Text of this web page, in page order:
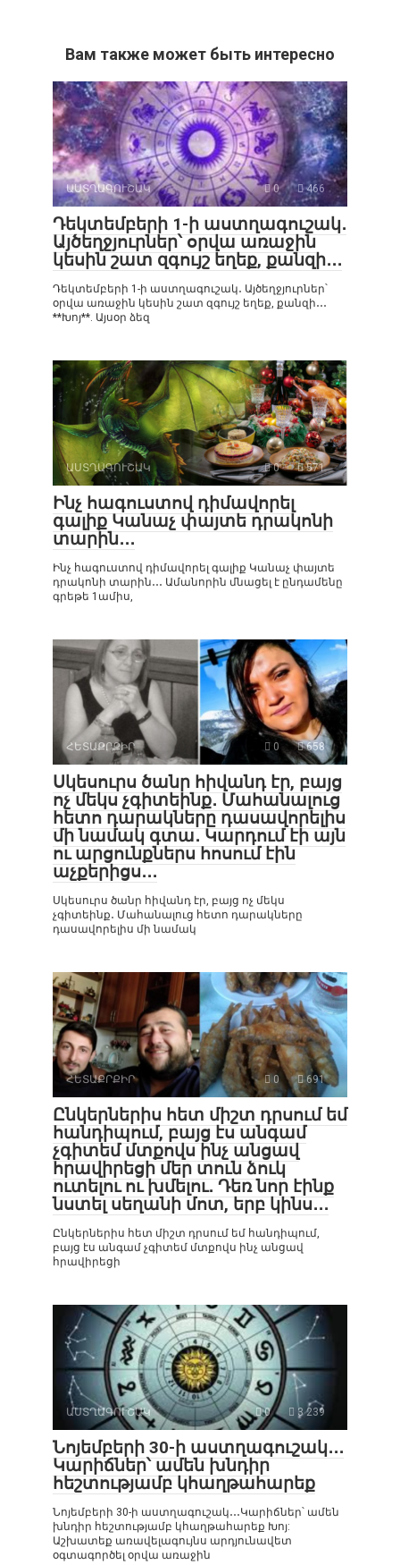
Вам также может быть интересно
ԱՍՏՂԱԳՈՒՇԱԿ 0 466
Դեկտեմբերի 1-ի աստղագուշակ․
Այծեղջյուրներ՝ օրվա առաջին
կեսին շատ զգույշ եղեք, քանզի․․․
Դեկտեմբերի 1-ի աստղագուշակ․ Այծեղջյուրներ՝
օրվա առաջին կեսին շատ զգույշ եղեք, քանզի․․․
**Խոյ**. Այսօր ձեզ
ԱՍՏՂԱԳՈՒՇԱԿ 0 571
Ինչ հագուստով դիմավորել
գալիք Կանաչ փայտե դրակոնի
տարին․․․
Ինչ հագուստով դիմավորել գալիք Կանաչ փայտե
դրակոնի տարին․․․ Ամանորին մնացել է ընդամենը
գրեթե 1ամիս,
ՀԵՏԱՔՐՔԻՐ 0 658
Սկեսուրս ծանր հիվանդ էր, բայց
ոչ մեկս չգիտեինք․ Մահանալուց
հետո դարակները դասավորելիս
մի նամակ գտա․ Կարդում էի այն
ու արցունքներս հոսում էին
աչքերիցս․․․
Սկեսուրս ծանր հիվանդ էր, բայց ոչ մեկս
չգիտեինք․ Մահանալուց հետո դարակները
դասավորելիս մի նամակ
ՀԵՏԱՔՐՔԻՐ 0 691
Ընկերներիս հետ միշտ դրսում եմ
հանդիպում, բայց էս անգամ
չգիտեմ մտքովս ինչ անցավ
հրավիրեցի մեր տուն ձուկ
ուտելու ու խմելու․ Դեռ նոր էինք
նստել սեղանի մոտ, երբ կինս․․․
Ընկերներիս հետ միշտ դրսում եմ հանդիպում,
բայց էս անգամ չգիտեմ մտքովս ինչ անցավ
հրավիրեցի
ԱՍՏՂԱԳՈՒՇԱԿ 0 3 239
Նոյեմբերի 30-ի աստղագուշակ․․․
Կարիճներ՝ ամեն խնդիր
հեշտությամբ կհաղթահարեք
Նոյեմբերի 30-ի աստղագուշակ․․․Կարիճներ՝ ամեն
խնդիր հեշտությամբ կհաղթահարեք Խոյ:
Աշխատեք առավելագույնս արդյունավետ
օգտագործել օրվա առաջին